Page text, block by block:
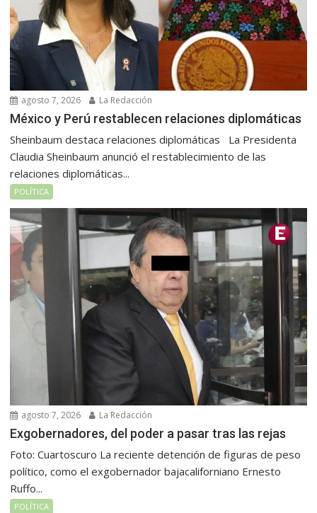
agosto 7, 2026 La Redacción
México y Perú restablecen relaciones diplomáticas
Sheinbaum destaca relaciones diplomáticas La Presidenta
Claudia Sheinbaum anunció el restablecimiento de las
relaciones diplomáticas...
POLÍTICA
agosto 7, 2026 La Redacción
Exgobernadores, del poder a pasar tras las rejas
Foto: Cuartoscuro La reciente detención de figuras de peso
político, como el exgobernador bajacaliforniano Ernesto
Ruffo...
POLÍTICA